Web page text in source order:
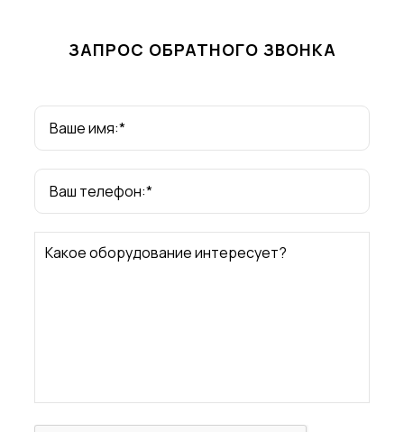
ЗАПРОС ОБРАТНОГО ЗВОНКА
Ваше имя:*
Ваш телефон:*
Какое оборудование интересует?